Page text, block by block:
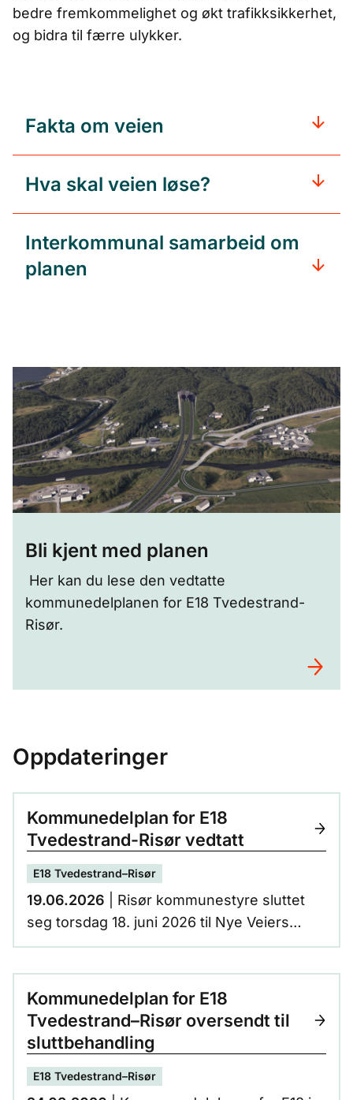
bedre fremkommelighet og økt trafikksikkerhet,
og bidra til færre ulykker.
Fakta om veien
Hva skal veien løse?
Interkommunal samarbeid om
planen
Bli kjent med planen
Her kan du lese den vedtatte
kommunedelplanen for E18 Tvedestrand-
Risør.
Oppdateringer
Kommunedelplan for E18
Tvedestrand-Risør vedtatt
E18 Tvedestrand–Risør
19.06.2026 | Risør kommunestyre sluttet
seg torsdag 18. juni 2026 til Nye Veiers
kommunedelplan for E18 Tvedestrand-
Tvedestrand kommune ga sin tilslutning til
planen onsdag 13.mai, 2026.
Kommunedelplan for E18
Tvedestrand–Risør oversendt til
sluttbehandling
E18 Tvedestrand–Risør